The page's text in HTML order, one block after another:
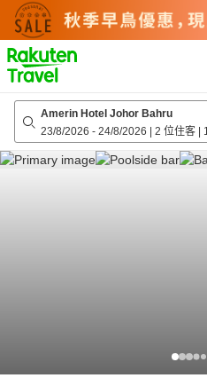
to
top
page
Amerin Hotel Johor Bahru
23/8/2026 - 24/8/2026 | 2 位住客 |